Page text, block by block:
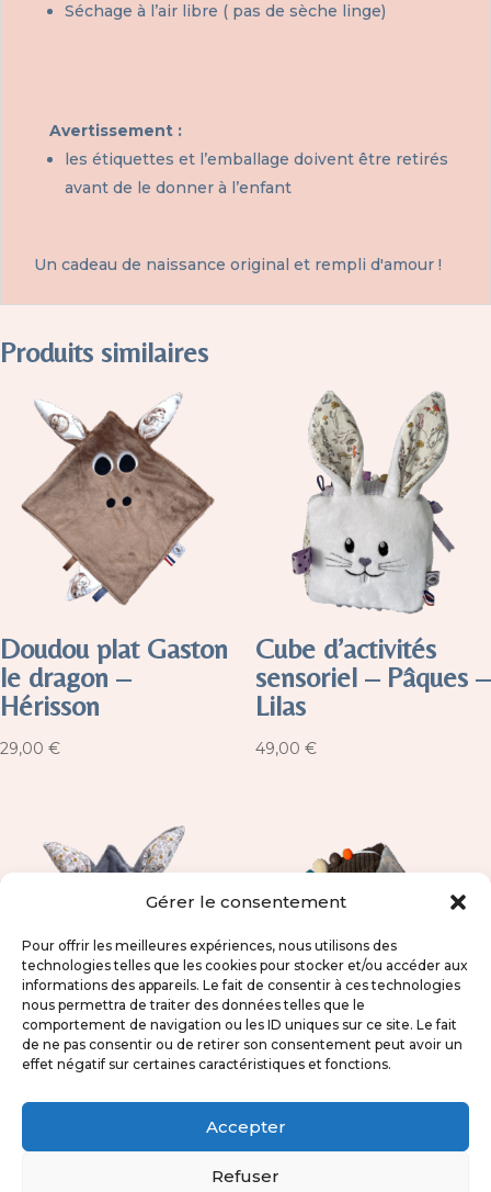
Gérer le consentement
Pour offrir les meilleures expériences, nous utilisons des
technologies telles que les cookies pour stocker et/ou accéder aux
informations des appareils. Le fait de consentir à ces technologies
nous permettra de traiter des données telles que le
comportement de navigation ou les ID uniques sur ce site. Le fait
de ne pas consentir ou de retirer son consentement peut avoir un
effet négatif sur certaines caractéristiques et fonctions.
Accepter
Refuser
Séchage à l’air libre ( pas de sèche linge)
Avertissement :
les étiquettes et l’emballage doivent être retirés
avant de le donner à l’enfant
Un cadeau de naissance original et rempli d'amour !
Produits similaires
Doudou plat Gaston
le dragon –
Hérisson
29,00 €
Cube d’activités
sensoriel – Pâques –
Lilas
49,00 €
– Floral
29,00€
sensoriel – Voiture
rétro
49,00